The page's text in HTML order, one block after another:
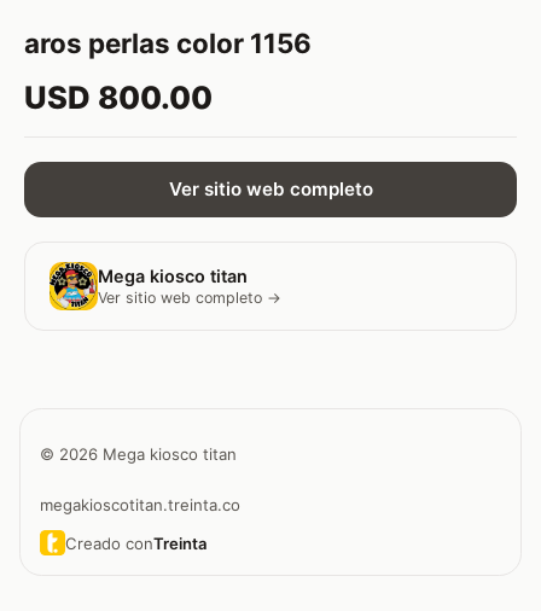
aros perlas color 1156
USD 800.00
Ver sitio web completo
Mega kiosco titan
Ver sitio web completo →
© 2026 Mega kiosco titan
megakioscotitan.treinta.co
Creado conTreinta